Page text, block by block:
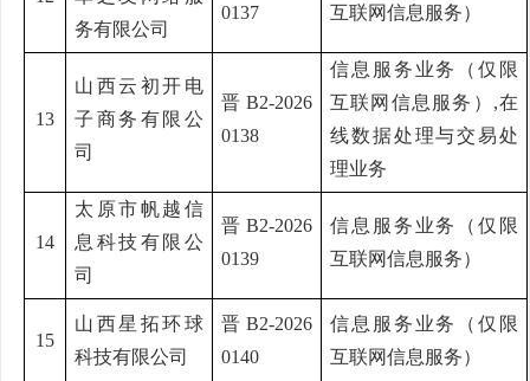
务有限公司
0137
互联网信息服务）
13
山西云初开电
子商务有限公
司
晋 B2-2026
0138
信息服务业务（仅限
互联网信息服务） ,在
线数据处理与交易处
理业务
14
太原市帆越信
息科技有限公
司
晋 B2-2026
0139
信息服务业务（仅限
互联网信息服务）
15
山西星拓环球
科技有限公司
晋 B2-2026
0140
信息服务业务（仅限
互联网信息服务）